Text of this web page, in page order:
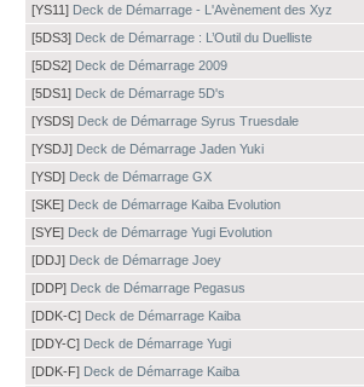
[YS11] Deck de Démarrage - L'Avènement des Xyz
[5DS3] Deck de Démarrage : L’Outil du Duelliste
[5DS2] Deck de Démarrage 2009
[5DS1] Deck de Démarrage 5D's
[YSDS] Deck de Démarrage Syrus Truesdale
[YSDJ] Deck de Démarrage Jaden Yuki
[YSD] Deck de Démarrage GX
[SKE] Deck de Démarrage Kaiba Evolution
[SYE] Deck de Démarrage Yugi Evolution
[DDJ] Deck de Démarrage Joey
[DDP] Deck de Démarrage Pegasus
[DDK-C] Deck de Démarrage Kaiba
[DDY-C] Deck de Démarrage Yugi
[DDK-F] Deck de Démarrage Kaiba